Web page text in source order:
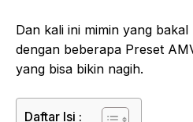
Dan kali ini mimin yang bakal
dengan beberapa Preset
yang bisa bikin nagih.
Daftar Isi :